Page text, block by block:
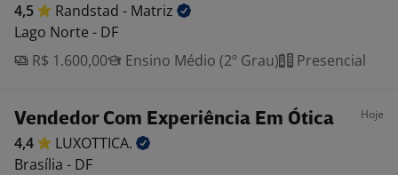
4,5 Randstad - Matriz
Lago Norte - DF
R$ 1.600,00
Ensino Médio (2º Grau) Presencial
Vendedor Com Experiência Em Ótica Hoje
4,4
LUXOTTICA.
Brasília - DF